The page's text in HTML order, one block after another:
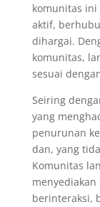
komunitas
aktif,
dihargai.
komunitas,
sesuai
Seiring
yang
penurunan
dan, yang
Komunitas
berinteraksi,